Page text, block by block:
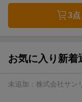
3点
お気に入り新着
未追加： 株式会社サン